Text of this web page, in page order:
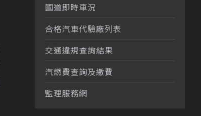
國道即時車況
合格汽車代驗廠列表
交通違規查詢結果
汽燃費查詢及繳費
監理服務網